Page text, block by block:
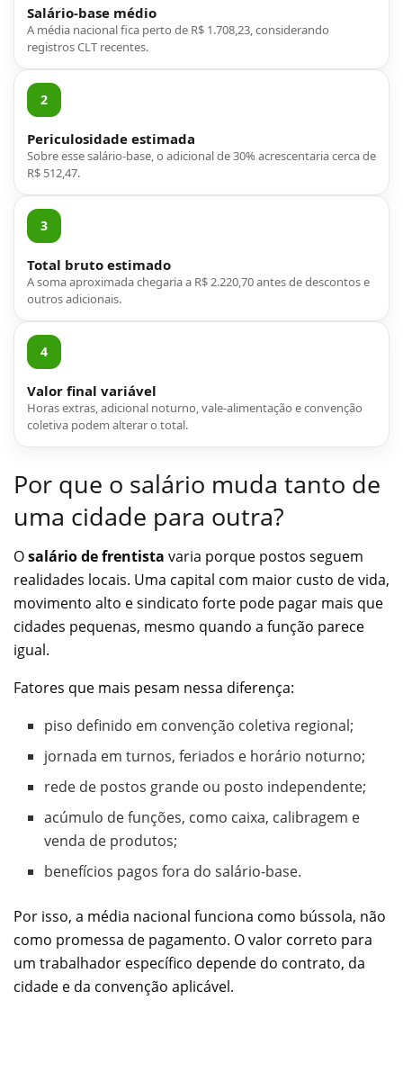
Salário-base médio
A média nacional fica perto de R$ 1.708,23, considerando
registros CLT recentes.
2
Periculosidade estimada
Sobre esse salário-base, o adicional de 30% acrescentaria cerca de
R$ 512,47.
3
Total bruto estimado
A soma aproximada chegaria a R$ 2.220,70 antes de descontos e
outros adicionais.
4
Valor final variável
Horas extras, adicional noturno, vale-alimentação e convenção
coletiva podem alterar o total.
Por que o salário muda tanto de
uma cidade para outra?
Osalário de frentista varia porque postos seguem
realidades locais. Uma capital com maior custo de vida,
movimento alto e sindicato forte pode pagar mais que
cidades pequenas, mesmo quando a função parece
igual.
Fatores que mais pesam nessa diferença:
piso definido em convenção coletiva regional;
jornada em turnos, feriados e horário noturno;
rede de postos grande ou posto independente;
acúmulo de funções, como caixa, calibragem e
venda de produtos;
benefícios pagos fora do salário-base.
Por isso, a média nacional funciona como bússola, não
como promessa de pagamento. O valor correto para
um trabalhador específico depende do contrato, da
cidade e da convenção aplicável.